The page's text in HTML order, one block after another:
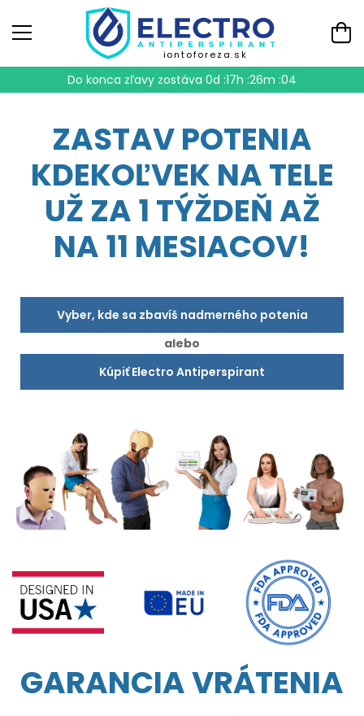
iontoforeza.sk
Do konca zľavy zostáva0d :17h :26m :03
ZASTAV POTENIA
KDEKOĽVEK NA TELE
UŽ ZA 1 TÝŽDEŇ AŽ
NA 11 MESIACOV!
Vyber, kde sa zbavíš nadmerného potenia
alebo
Kúpiť Electro Antiperspirant
GARANCIA VRÁTENIA